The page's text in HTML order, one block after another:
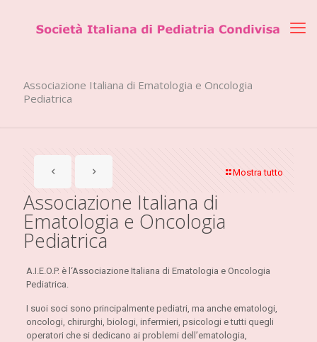
Associazione Italiana di Ematologia e Oncologia
Pediatrica
Mostra tutto
Associazione Italiana di
Ematologia e Oncologia
Pediatrica
A.I.E.O.P. è l‘Associazione Italiana di Ematologia e Oncologia
Pediatrica.
I suoi soci sono principalmente pediatri, ma anche ematologi,
oncologi, chirurghi, biologi, infermieri, psicologi e tutti quegli
operatori che si dedicano ai problemi dell’ematologia,